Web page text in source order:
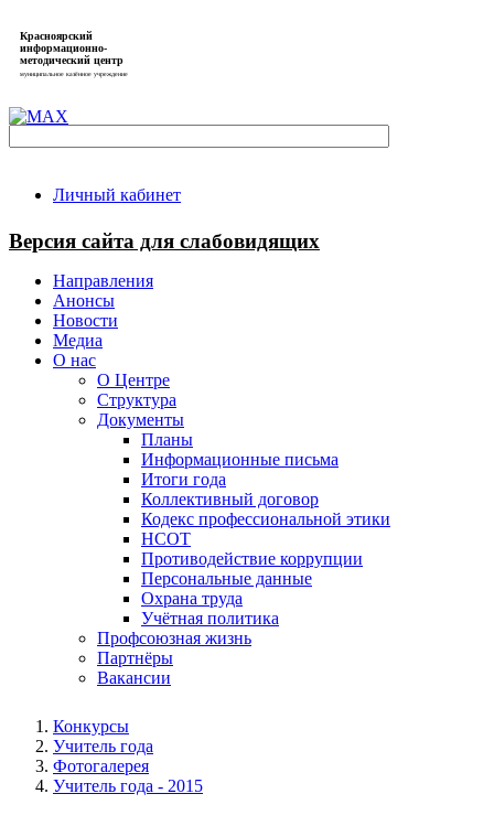
Красноярский
информационно-
методический центр
муниципальное казённое учреждение
Личный кабинет
Версия сайта для слабовидящих
Направления
Анонсы
Новости
Медиа
О нас
О Центре
Структура
Документы
Планы
Информационные письма
Итоги года
Коллективный договор
Кодекс профессиональной этики
НСОТ
Противодействие коррупции
Персональные данные
Охрана труда
Учётная политика
Профсоюзная жизнь
Партнёры
Вакансии
Конкурсы
Учитель года
Фотогалерея
Учитель года - 2015